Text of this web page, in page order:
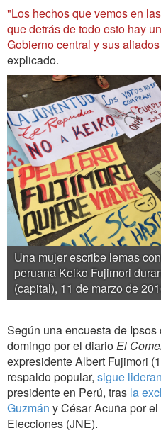
"Los hechos que vemos en
que detrás de todo esto hay
Gobierno central y sus
explicado.
Una mujer escribe lemas
peruana Keiko Fujimori
(capital), 11 de marzo de
Según una encuesta de
domingo por el diarioEl
expresidente Albert Fujimori
respaldo popular, sigue
presidente en Perú, tras la
Guzmán y César Acuña por
Elecciones (JNE).